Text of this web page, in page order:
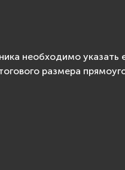
необходимо указать
размера